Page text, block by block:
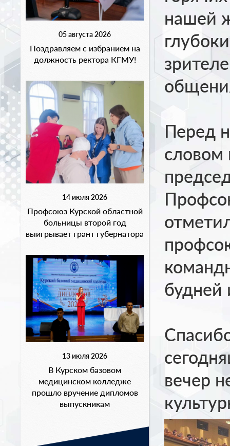
05 августа 2026
Поздравляем с избранием на
должность ректора КГМУ!
14 июля 2026
Профсоюз Курской областной
больницы второй год
выигрывает грант губернатора
13 июля 2026
В Курском базовом
медицинском колледже
прошло вручение дипломов
выпускникам
нашей
Перед
словом
будней
вечер